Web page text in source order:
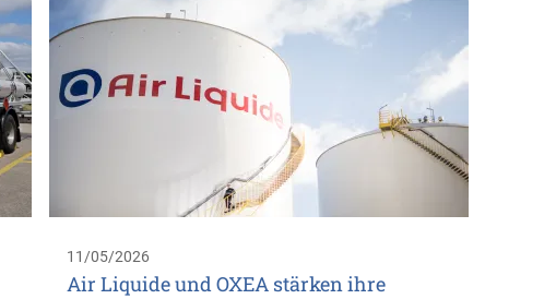
11/05/2026
Air Liquide und OXEA stärken ihre